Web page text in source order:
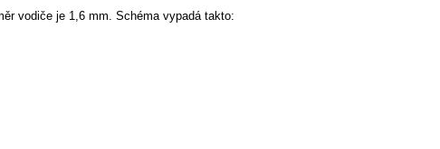
vodiče je 1,6 mm. Schéma vypadá takto: